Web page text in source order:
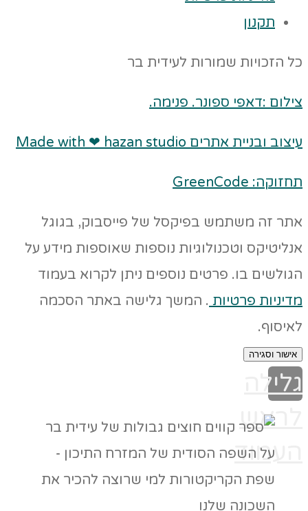
תקנון
כל הזכויות שמורות לעידית בר
צילום :דאפי ספונר. פנימה.
עיצוב ובניית אתרים Made with ❤ hazan studio
תחזוקה: GreenCode
אתר זה משתמש בפיקסל של פייסבוק, בגוגל
אנליטיקס וטכנולוגיות נוספות שאוספות מידע על
הגולשים בו. פרטים נוספים ניתן לקרוא בעמוד
מדיניות פרטיות . המשך גלישה באתר הסכמה
לאיסוף.
אישור וסגירה
גלילה
לראש
העמוד